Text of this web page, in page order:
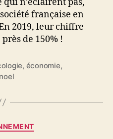
française en
2019, leur chiffre
de 150% !
, économie,
noel
Catégories